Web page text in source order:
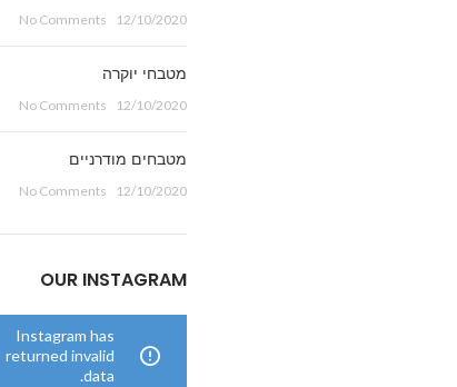
12/10/2020
No Comments
מטבחי יוקרה
12/10/2020
No Comments
מטבחים מודרניים
12/10/2020
No Comments
OUR INSTAGRAM
Instagram has
returned invalid
data.